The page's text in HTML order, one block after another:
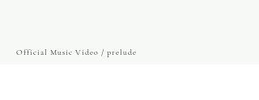
Official Music Video / prelude